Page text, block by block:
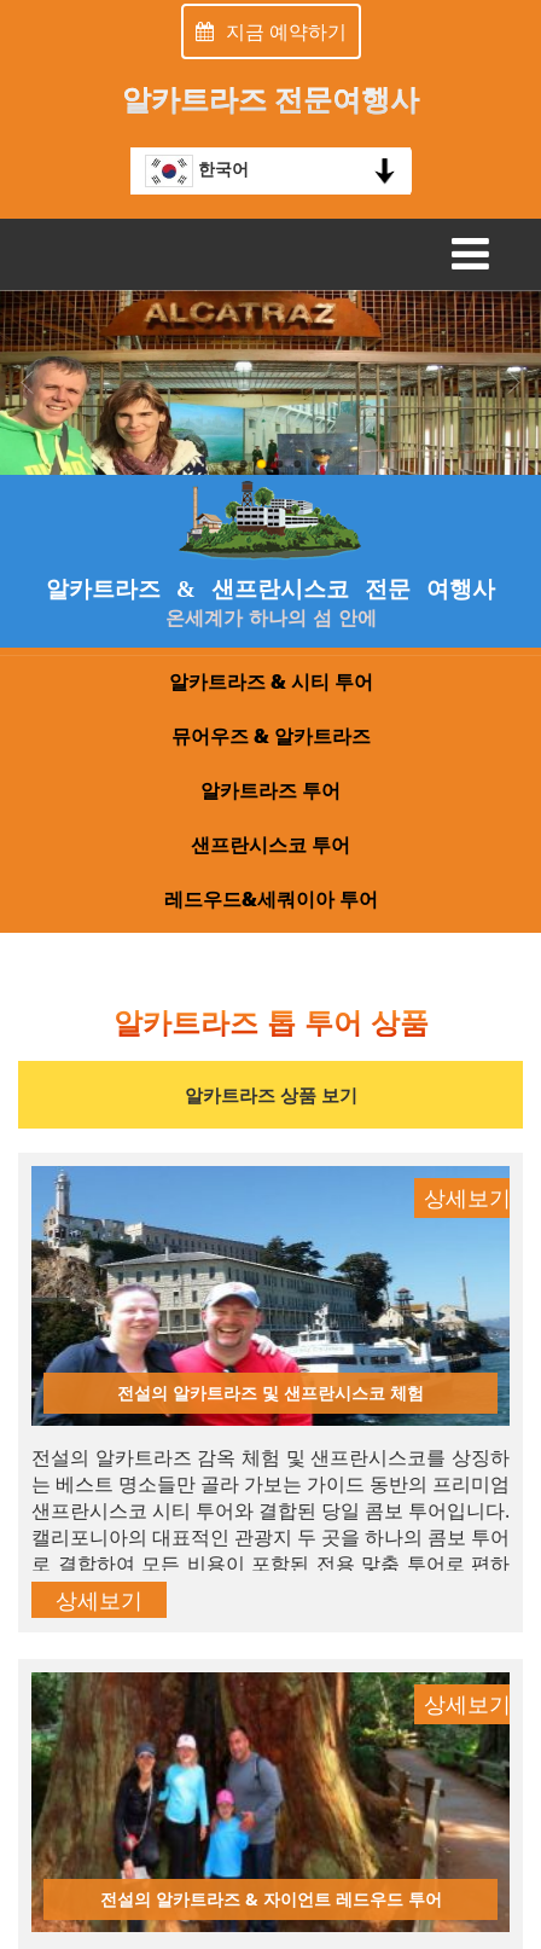
지금 예약하기
알카트라즈 전문여행사
한국어
TOGGLE
NAVIGATION
알카트라즈 & 샌프란시스코 전문 여행사
온세계가 하나의 섬 안에
알카트라즈 & 시티 투어
뮤어우즈 & 알카트라즈
알카트라즈 투어
샌프란시스코 투어
레드우드&세쿼이아 투어
알카트라즈 톱 투어 상품
알카트라즈 상품 보기
상세보기
전설의 알카트라즈 및 샌프란시스코 체험
전설의 알카트라즈 감옥 체험 및 샌프란시스코를 상징하
는 베스트 명소들만 골라 가보는 가이드 동반의 프리미엄
샌프란시스코 시티 투어와 결합된 당일 콤보 투어입니다.
캘리포니아의 대표적인 관광지 두 곳을 하나의 콤보 투어
로 결합하여 모든 비용이 포함된 전용 맞춤 투어로 편하
게, 걱정 없이 관광하실 수 있습니다. 지금 바로 예약하시
고 미스터리 알카트라즈의 ‘위대한 탈출’을 직접 확인해
아를 방문하는 분들이라면 반드시 가봐야 할 매력적인 관
광지 중 하나입니다.
상세보기
상세보기
전설의 알카트라즈 & 자이언트 레드우드 투어